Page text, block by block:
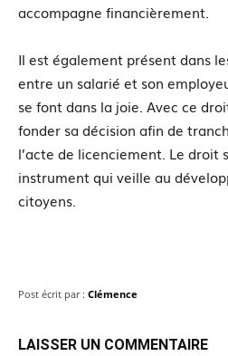
accompagne financièrement.
Il est également présent dans
entre un salarié et son
se font dans la joie. Avec ce
fonder sa décision afin de
l’acte de licenciement. Le droit
instrument qui veille au
citoyens.
Post écrit par : Clémence
LAISSER UN COMMENTAIRE